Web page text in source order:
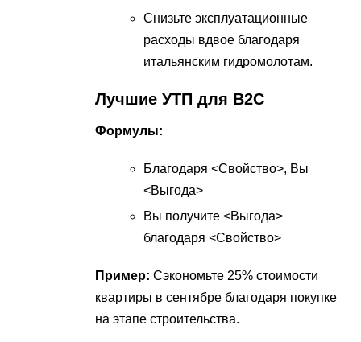
Снизьте эксплуатационные
расходы вдвое благодаря
итальянским гидромолотам.
Лучшие УТП для B2C
Формулы:
Благодаря <Свойство>, Вы
<Выгода>
Вы получите <Выгода>
благодаря <Свойство>
Пример: Сэкономьте 25% стоимости
квартиры в сентябре благодаря покупке
на этапе строительства.